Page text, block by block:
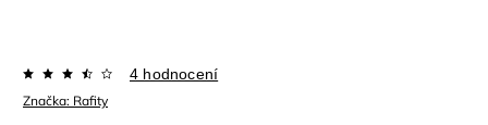
Značka: Rafity
4 hodnocení